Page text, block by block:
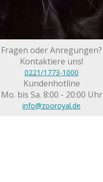
Fragen oder Anregungen?
Kontaktiere uns!
0221/1773-1000
Kundenhotline
Mo. bis Sa. 8:00 - 20:00 Uhr
info@zooroyal.de